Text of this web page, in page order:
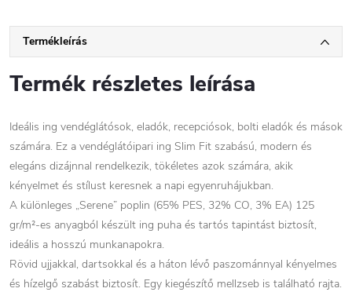
Termékleírás
Termék részletes leírása
Ideális ing vendéglátósok, eladók, recepciósok, bolti eladók és mások
számára. Ez a vendéglátóipari ing Slim Fit szabású, modern és
elegáns dizájnnal rendelkezik, tökéletes azok számára, akik
kényelmet és stílust keresnek a napi egyenruhájukban.
A különleges „Serene” poplin (65% PES, 32% CO, 3% EA) 125
gr/m²-es anyagból készült ing puha és tartós tapintást biztosít,
ideális a hosszú munkanapokra.
Rövid ujjakkal, dartsokkal és a háton lévő paszománnyal kényelmes
és hízelgő szabást biztosít. Egy kiegészítő mellzseb is található rajta.